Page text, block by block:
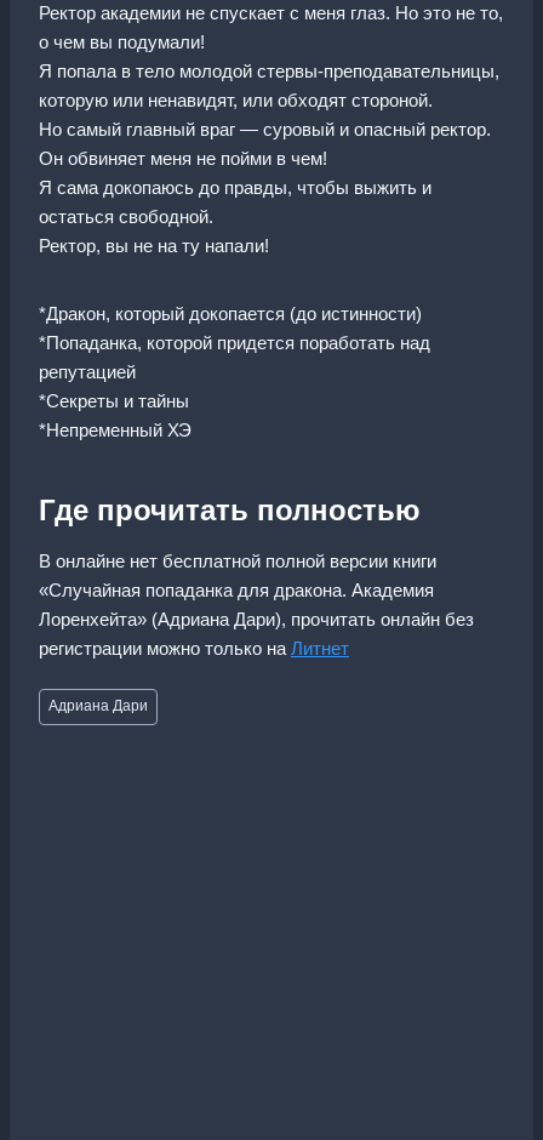
Ректор академии не спускает с меня глаз. Но это не то,
о чем вы подумали!
Я попала в тело молодой стервы-преподавательницы,
которую или ненавидят, или обходят стороной.
Но самый главный враг — суровый и опасный ректор.
Он обвиняет меня не пойми в чем!
Я сама докопаюсь до правды, чтобы выжить и
остаться свободной.
Ректор, вы не на ту напали!
*Дракон, который докопается (до истинности)
*Попаданка, которой придется поработать над
репутацией
*Секреты и тайны
*Непременный ХЭ
Где прочитать полностью
В онлайне нет бесплатной полной версии книги
«Случайная попаданка для дракона. Академия
Лоренхейта» (Адриана Дари), прочитать онлайн без
регистрации можно только на Литнет
Метки
записи:
Адриана Дари